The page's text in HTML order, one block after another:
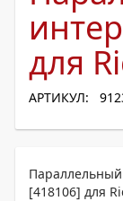
для
АРТИКУЛ:
[418106] для